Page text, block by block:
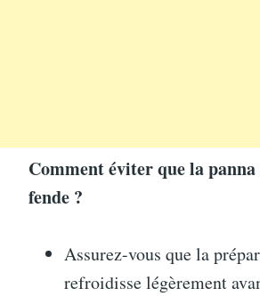
Comment éviter que la panna
fende ?
Assurez-vous que la
refroidisse légèrement